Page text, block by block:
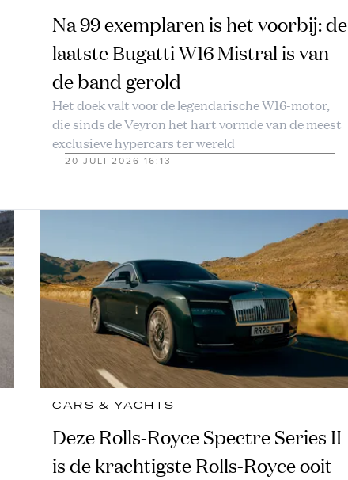
Na 99 exemplaren is het voorbij: de
laatste Bugatti W16 Mistral is van
de band gerold
Het doek valt voor de legendarische W16-motor,
die sinds de Veyron het hart vormde van de meest
exclusieve hypercars ter wereld
20 JULI 2026 16:13
CARS & YACHTS
Deze Rolls-Royce Spectre Series II
is de krachtigste Rolls-Royce ooit